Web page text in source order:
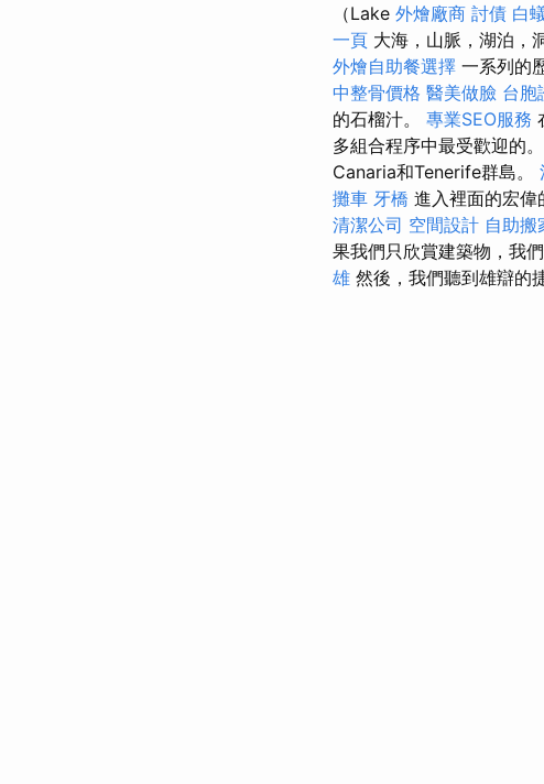
（Lake 外燴廠商 討債 白
一頁 大海，山脈，湖泊，
外燴自助餐選擇 一系列的
中整骨價格 醫美做臉 台胞
的石榴汁。 專業SEO服務
多組合程序中最受歡迎的。
Canaria和Tenerife群島。
攤車 牙橋 進入裡面的宏偉
清潔公司 空間設計 自助搬
果我們只欣賞建築物，我
雄 然後，我們聽到雄辯的